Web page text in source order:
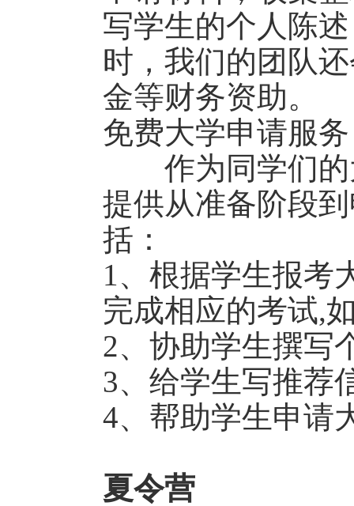
写学生的个人陈
时，我们的团队
金等财务资助。
免费大学申请服
作为同学们的
提供从准备阶段
括：
1、根据学生报考
完成相应的考试,
2、协助学生撰写
3、给学生写推荐
4、帮助学生申请
夏令营